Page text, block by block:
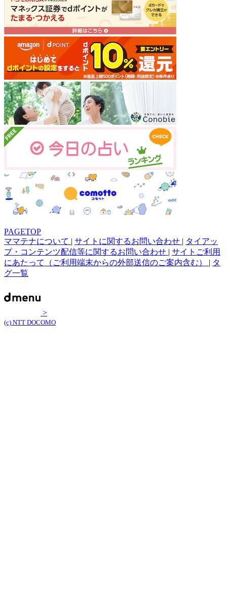
PAGETOP
ママテナについて | サイトに関するお問い合わせ | タイアッ
プ・コンテンツ配信等に関するお問い合わせ | サイトご利用
にあたって（ご利用端末からの外部送信のご案内含む） | タ
グ一覧
>
(c) NTT DOCOMO